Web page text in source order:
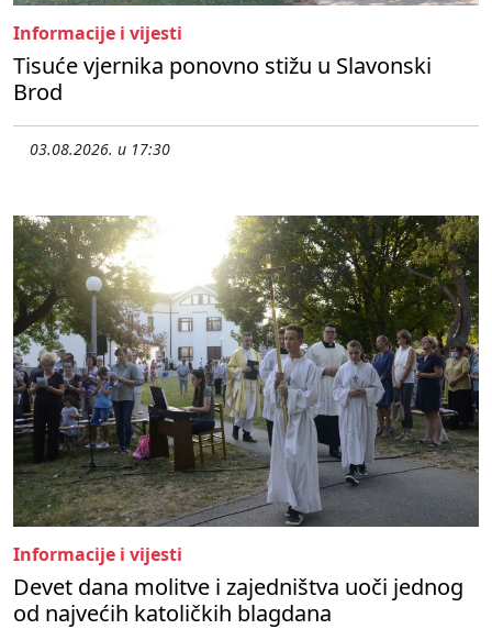
Informacije i vijesti
Tisuće vjernika ponovno stižu u Slavonski
Brod
03.08.2026. u 17:30
Informacije i vijesti
Devet dana molitve i zajedništva uoči jednog
od najvećih katoličkih blagdana